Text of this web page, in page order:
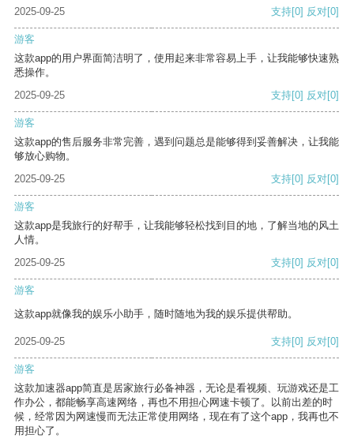
2025-09-25
支持[0] 反对[0]
游客
这款app的用户界面简洁明了，使用起来非常容易上手，让我能够快速熟
悉操作。
2025-09-25
支持[0] 反对[0]
游客
这款app的售后服务非常完善，遇到问题总是能够得到妥善解决，让我能
够放心购物。
2025-09-25
支持[0] 反对[0]
游客
这款app是我旅行的好帮手，让我能够轻松找到目的地，了解当地的风土
人情。
2025-09-25
支持[0] 反对[0]
游客
这款app就像我的娱乐小助手，随时随地为我的娱乐提供帮助。
2025-09-25 支持[0] 反对[0]
游客
这款加速器app简直是居家旅行必备神器，无论是看视频、玩游戏还是工
作办公，都能畅享高速网络，再也不用担心网速卡顿了。以前出差的时
候，经常因为网速慢而无法正常使用网络，现在有了这个app，我再也不
用担心了。